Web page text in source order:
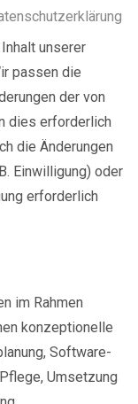
unserer
passen die
der von
dies erforderlich
die Änderungen
Einwilligung) oder
erforderlich
im Rahmen
konzeptionelle
Software-
Umsetzung